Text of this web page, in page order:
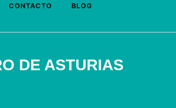
CONTACTO BLOG
DE ASTURIAS